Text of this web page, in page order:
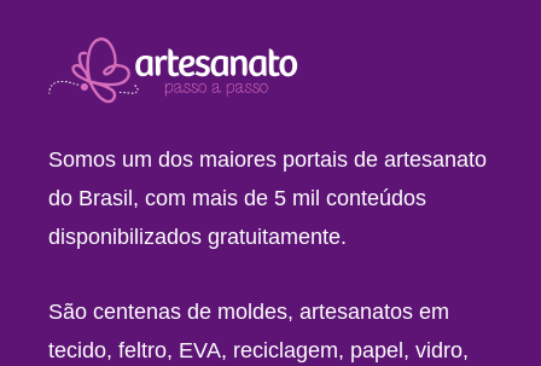
Somos um dos maiores portais de artesanato
do Brasil, com mais de 5 mil conteúdos
disponibilizados gratuitamente.
São centenas de moldes, artesanatos em
tecido, feltro, EVA, reciclagem, papel, vidro,